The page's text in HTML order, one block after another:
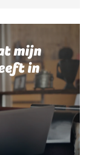
mijn
in